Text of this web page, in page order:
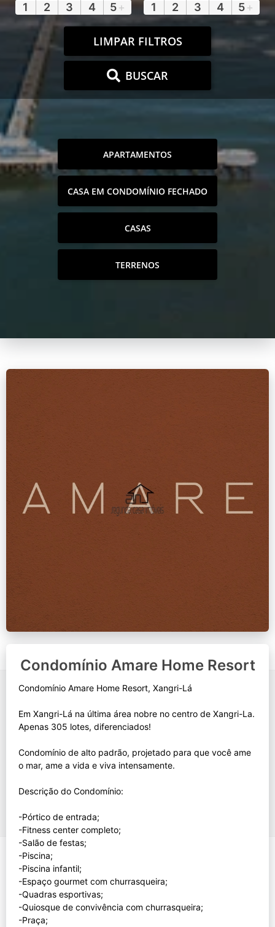
1 2 3 4 5+ 1 2 3 4 5+
LIMPAR FILTROS
BUSCAR
APARTAMENTOS
CASA EM CONDOMÍNIO FECHADO
CASAS
TERRENOS
Condomínio Amare Home Resort
Condomínio Amare Home Resort, Xangri-Lá
Em Xangri-Lá na última área nobre no centro de Xangri-La.
Apenas 305 lotes, diferenciados!
Condomínio de alto padrão, projetado para que você ame
o mar, ame a vida e viva intensamente.
Descrição do Condomínio:
-Pórtico de entrada;
-Fitness center completo;
-Salão de festas;
-Piscina;
-Piscina infantil;
-Espaço gourmet com churrasqueira;
-Quadras esportivas;
-Quiosque de convivência com churrasqueira;
-Praça;